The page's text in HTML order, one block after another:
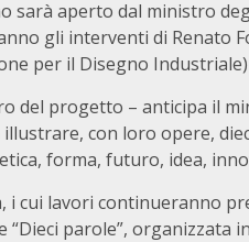
sarà aperto dal ministro
gli interventi di Renato
per il Disegno
del progetto – anticipa il
illustrare, con loro opere,
forma, futuro, idea,
i cui lavori continueranno
“Dieci parole”, organizzata